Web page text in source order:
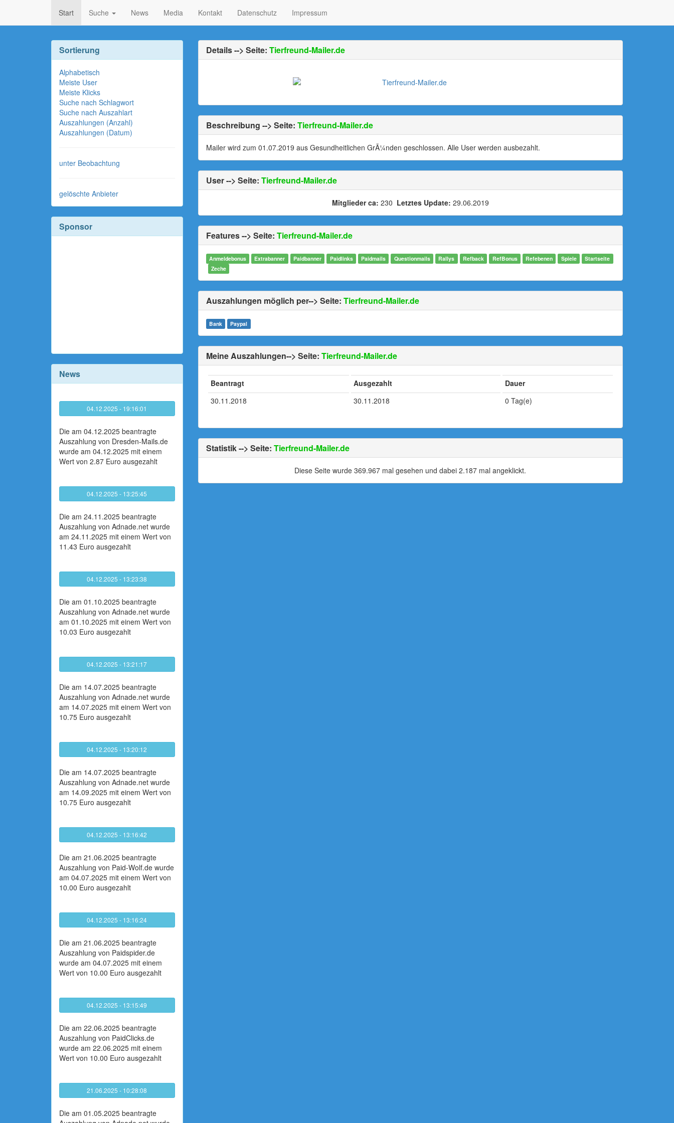
Start Suche News Media Kontakt Datenschutz Impressum
Sortierung
Alphabetisch
Meiste User
Meiste Klicks
Suche nach Schlagwort
Suche nach Auszahlart
Auszahlungen (Anzahl)
Auszahlungen (Datum)
unter Beobachtung
gelöschte Anbieter
Sponsor
News
04.12.2025 - 19:16:01
Die am 04.12.2025 beantragte
Auszahlung von Dresden-Mails.de
wurde am 04.12.2025 mit einem
Wert von 2.87 Euro ausgezahlt
04.12.2025 - 13:25:45
Die am 24.11.2025 beantragte
Auszahlung von Adnade.net wurde
am 24.11.2025 mit einem Wert von
11.43 Euro ausgezahlt
04.12.2025 - 13:23:38
Die am 01.10.2025 beantragte
Auszahlung von Adnade.net wurde
am 01.10.2025 mit einem Wert von
10.03 Euro ausgezahlt
04.12.2025 - 13:21:17
Die am 14.07.2025 beantragte
Auszahlung von Adnade.net wurde
am 14.07.2025 mit einem Wert von
10.75 Euro ausgezahlt
04.12.2025 - 13:20:12
Die am 14.07.2025 beantragte
Auszahlung von Adnade.net wurde
am 14.09.2025 mit einem Wert von
10.75 Euro ausgezahlt
04.12.2025 - 13:16:42
Die am 21.06.2025 beantragte
Auszahlung von Paid-Wolf.de wurde
am 04.07.2025 mit einem Wert von
10.00 Euro ausgezahlt
04.12.2025 - 13:16:24
Die am 21.06.2025 beantragte
Auszahlung von Paidspider.de
wurde am 04.07.2025 mit einem
Wert von 10.00 Euro ausgezahlt
04.12.2025 - 13:15:49
Die am 22.06.2025 beantragte
Auszahlung von PaidClicks.de
wurde am 22.06.2025 mit einem
Wert von 10.00 Euro ausgezahlt
21.06.2025 - 10:28:08
Die am 01.05.2025 beantragte
Details --> Seite: Tierfreund-Mailer.de
Beschreibung --> Seite: Tierfreund-Mailer.de
Mailer wird zum 01.07.2019 aus Gesundheitlichen GrÃ¼nden geschlossen. Alle User werden ausbezahlt.
User --> Seite: Tierfreund-Mailer.de
Mitglieder ca: 230 Letztes Update: 29.06.2019
Features --> Seite: Tierfreund-Mailer.de
Anmeldebonus Extrabanner Paidbanner Paidlinks Paidmails Questionmails Rallys Refback RefBonus Refebenen Spiele
Startseite
Zeche
Auszahlungen möglich per--> Seite: Tierfreund-Mailer.de
Bank Paypal
Meine Auszahlungen--> Seite: Tierfreund-Mailer.de
Beantragt Ausgezahlt
Dauer
30.11.2018
30.11.2018 0 Tag(e)
Statistik --> Seite: Tierfreund-Mailer.de
Diese Seite wurde 369.967 mal gesehen und dabei 2.187 mal angeklickt.